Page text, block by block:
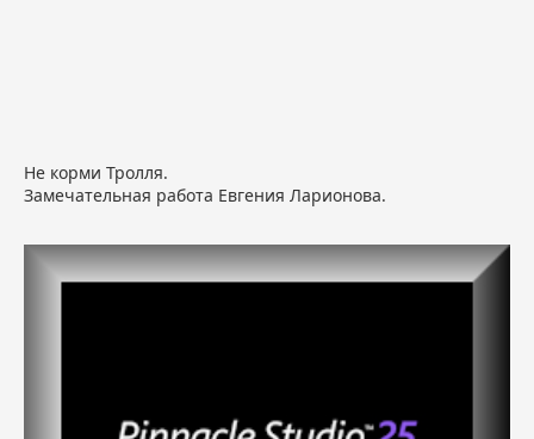
Не корми Тролля.
Замечательная работа Евгения Ларионова.